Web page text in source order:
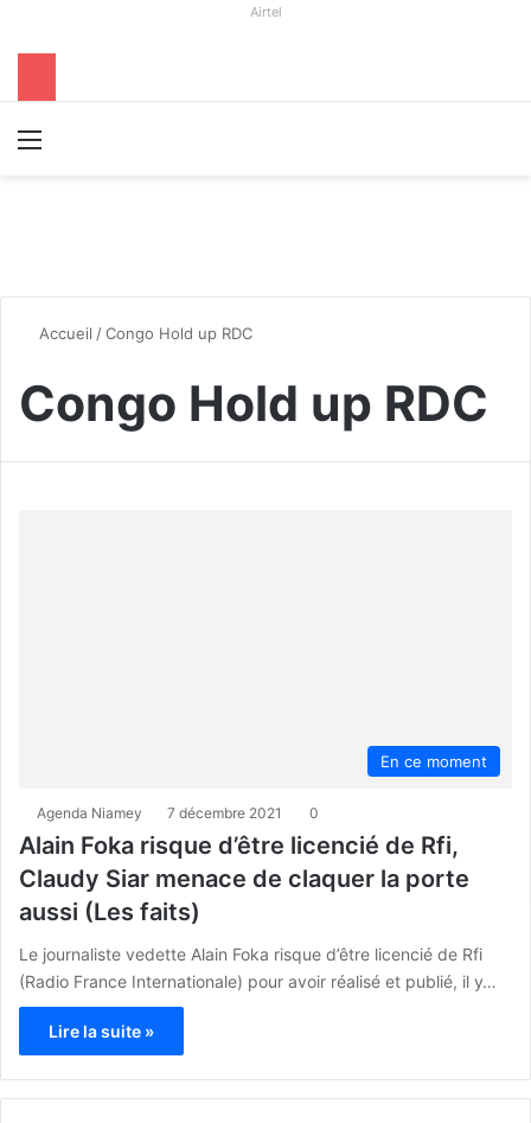
Airtel
Accueil /Congo Hold up RDC
Congo Hold up RDC
En ce moment
Agenda Niamey 7 décembre 2021 0
Alain Foka risque d’être licencié de Rfi,
Claudy Siar menace de claquer la porte
aussi (Les faits)
Le journaliste vedette Alain Foka risque d’être licencié de Rfi
(Radio France Internationale) pour avoir réalisé et publié, il y…
Lire la suite »